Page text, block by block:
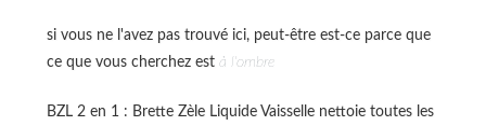
si vous ne l'avez pas trouvé ici, peut-être est-ce parce que
ce que vous cherchez est à l'ombre
BZL 2 en 1 : Brette Zèle Liquide Vaisselle nettoie toutes les